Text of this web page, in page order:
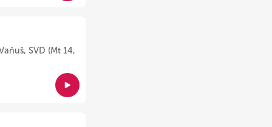
SVD (Mt 14,